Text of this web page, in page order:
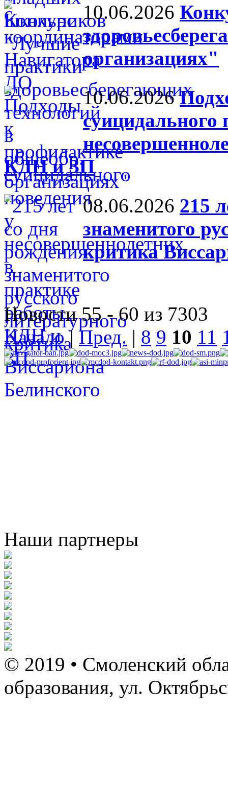
10.06.2026
организациях"
10.06.2026
суицидального
КДН и ЗП
08.06.2026 215
знаменитого
критика
Новости 55 - 60 из 7303
Начало|Пред. | 8 9 10 11
Наши партнеры
© 2019 • Смоленский
образования, ул.